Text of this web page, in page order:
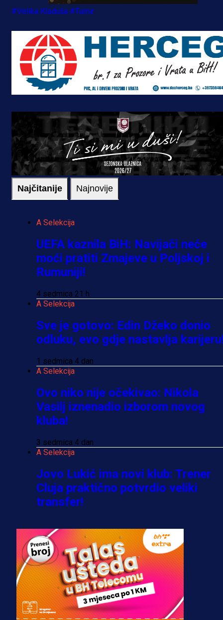
#Velika Kladuša #Turnir
Najčitanije Najnovije
A Selekcija
UEFA kaznila BiH: Navijači neće
moći pratiti Zmajeve u Poljskoj i
Rumuniji!
4 sedmica 21 h
A Selekcija
Sve je gotovo: Edin Džeko donio
odluku, evo gdje nastavlja
1 sedmica 4 dan
A Selekcija
Ovo niko nije očekivao: Nikola
Vasilj iznenadio izborom novog
kluba!
3 sedmica 4 dan
A Selekcija
Jovo Lukić ima novi klub: Trener
Cluja praktično potvrdio veliki
transfer!
A Selekcija
Stigla potvrda od predsjednika
kluba: Jovo Lukić uskoro pravi
transfer!?
3 sedmica 3 dan
A Selekcija